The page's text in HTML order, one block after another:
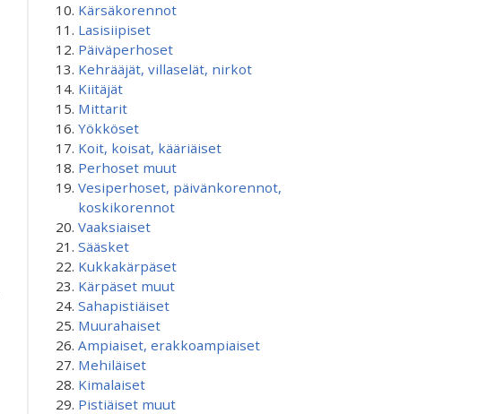
Kärsäkorennot
Lasisiipiset
Päiväperhoset
Kehrääjät, villaselät, nirkot
Kiitäjät
Mittarit
Yökköset
Koit, koisat, kääriäiset
Perhoset muut
Vesiperhoset, päivänkorennot,
koskikorennot
Vaaksiaiset
Sääsket
Kukkakärpäset
Kärpäset muut
Sahapistiäiset
Muurahaiset
Ampiaiset, erakkoampiaiset
Mehiläiset
Kimalaiset
Pistiäiset muut